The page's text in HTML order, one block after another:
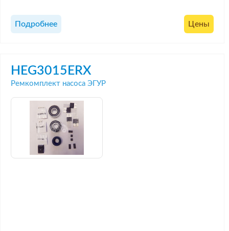
Подробнее Цены
HEG3015ERX
Ремкомплект насоса ЭГУР